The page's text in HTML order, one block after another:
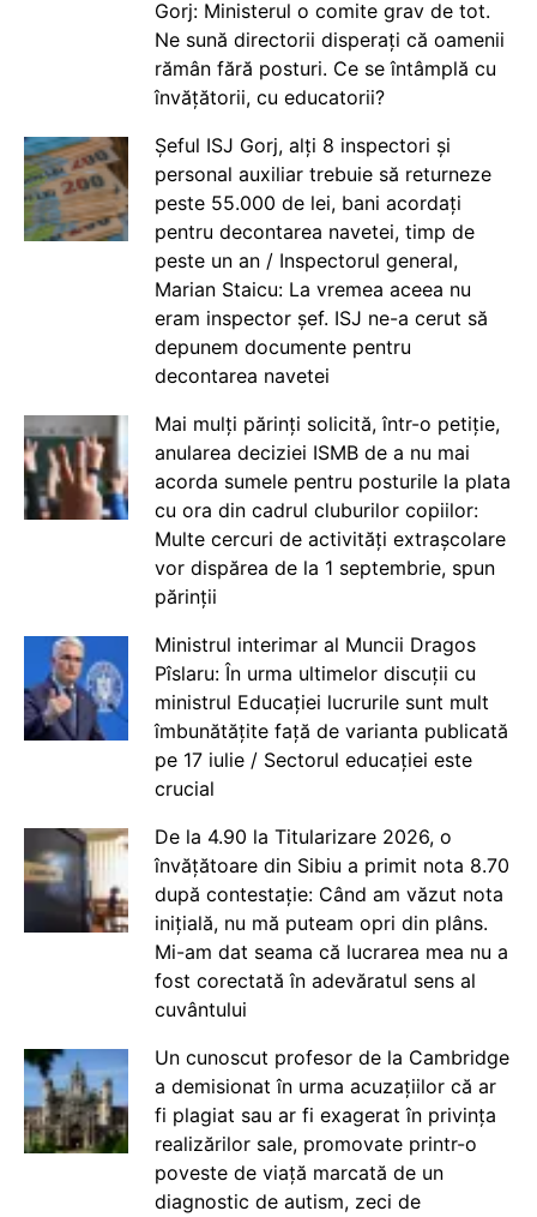
Gorj: Ministerul o comite grav de tot.
Ne sună directorii disperați că oamenii
rămân fără posturi. Ce se întâmplă cu
învățătorii, cu educatorii?
Șeful ISJ Gorj, alți 8 inspectori și
personal auxiliar trebuie să returneze
peste 55.000 de lei, bani acordați
pentru decontarea navetei, timp de
peste un an / Inspectorul general,
Marian Staicu: La vremea aceea nu
eram inspector șef. ISJ ne-a cerut să
depunem documente pentru
decontarea navetei
Mai mulți părinți solicită, într-o petiție,
anularea deciziei ISMB de a nu mai
acorda sumele pentru posturile la plata
cu ora din cadrul cluburilor copiilor:
Multe cercuri de activități extrașcolare
vor dispărea de la 1 septembrie, spun
părinții
Ministrul interimar al Muncii Dragos
Pîslaru: În urma ultimelor discuții cu
ministrul Educației lucrurile sunt mult
îmbunătățite față de varianta publicată
pe 17 iulie / Sectorul educației este
crucial
De la 4.90 la Titularizare 2026, o
învățătoare din Sibiu a primit nota 8.70
după contestație: Când am văzut nota
inițială, nu mă puteam opri din plâns.
Mi-am dat seama că lucrarea mea nu a
fost corectată în adevăratul sens al
cuvântului
Un cunoscut profesor de la Cambridge
a demisionat în urma acuzațiilor că ar
fi plagiat sau ar fi exagerat în privința
realizărilor sale, promovate printr-o
poveste de viață marcată de un
diagnostic de autism, zeci de